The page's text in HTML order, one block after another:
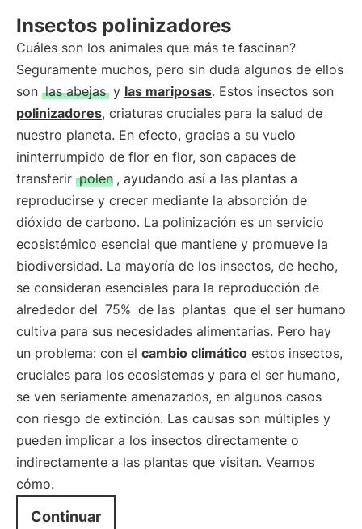
Insectos polinizadores
Cuáles son los animales que más te fascinan?
Seguramente muchos, pero sin duda algunos de ellos
son las abejas y las mariposas. Estos insectos son
polinizadores, criaturas cruciales para la salud de
nuestro planeta. En efecto, gracias a su vuelo
ininterrumpido de flor en flor, son capaces de
transferir polen , ayudando así a las plantas a
reproducirse y crecer mediante la absorción de
dióxido de carbono. La polinización es un servicio
ecosistémico esencial que mantiene y promueve la
biodiversidad. La mayoría de los insectos, de hecho,
se consideran esenciales para la reproducción de
alrededor del 75% de las plantas que el ser humano
cultiva para sus necesidades alimentarias. Pero hay
un problema: con el cambio climático estos insectos,
cruciales para los ecosistemas y para el ser humano,
se ven seriamente amenazados, en algunos casos
con riesgo de extinción. Las causas son múltiples y
pueden implicar a los insectos directamente o
indirectamente a las plantas que visitan. Veamos
cómo.
Continuar